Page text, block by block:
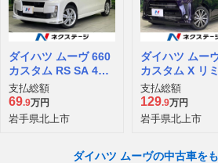
ダイハツ ムーヴ 660
カスタム RS SA 4W
D
支払総額
69.9万円
岩手県北上市
ダイハツ ムー
カスタム X リ
ド SAIII 4WD
支払総額
129.9万円
岩手県北上市
ダイハツ ムーヴの中古車を